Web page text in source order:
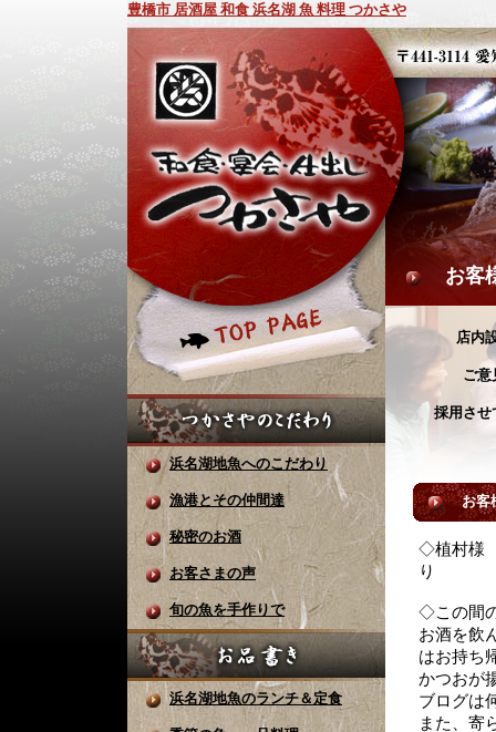
豊橋市 居酒屋 和食 浜名湖 魚 料理 つかさや
浜名湖地魚へのこだわり
漁港とその仲間達
秘密のお酒
お客さまの声
旬の魚を手作りで
浜名湖地魚のランチ＆定食
お客様
店内
ご意
採用させ
お客様
◇植村様
り
◇この間
お酒を飲
はお持ち
かつおが
ブログは
また、寄